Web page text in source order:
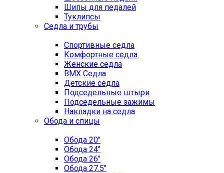
Шипы для педалей
Туклипсы
Седла и трубы
Спортивные седла
Комфортные седла
Женские седла
BMX Седла
Детские седла
Подседельные штыри
Подседельные зажимы
Накладки на седла
Обода и спицы
Обода 20"
Обода 24"
Обода 26"
Обода 27.5"